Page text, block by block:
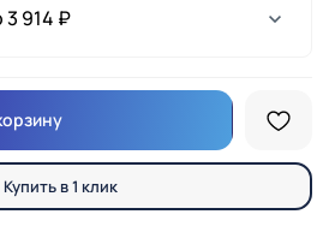
3 914 ₽
Купить в 1 клик